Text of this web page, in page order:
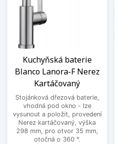
Kuchyňská baterie
Blanco Lanora-F Nerez
Kartáčovaný
Stojánková dřezová baterie,
vhodná pod okno - lze
vysunout a položit, provedení
Nerez kartáčovaný, výška
298 mm, pro otvor 35 mm,
otočná o 360 °.